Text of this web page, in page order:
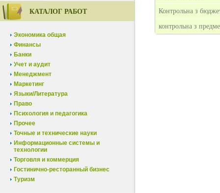
КАТАЛОГ РАБОТ
Экономика общая
Финансы
Банки
Учет и аудит
Менеджмент
Маркетинг
Языки/Литература
Право
Психология и педагогика
Прочее
Точные и технические науки
Информационные системы и
технологии
Торговля и коммерция
Гостинично-ресторанный бизнес
Туризм
Контрольна з
контрольна з